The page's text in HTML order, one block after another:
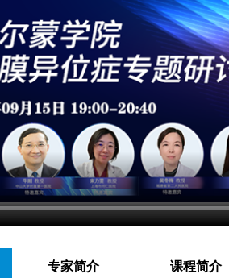
专家简介 课程简介